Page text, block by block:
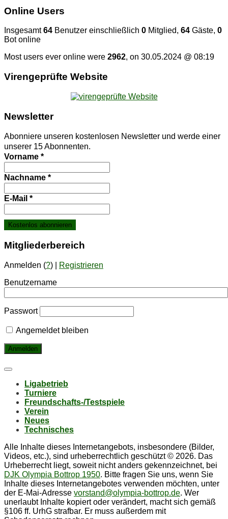
On­line Users
Insgesamt64 Benutzer einschließlich 0 Mitglied, 64 Gäste, 0
Bot online
Most users ever online were 2962, on 30.05.2024 @ 08:19
Vi­ren­ge­prüf­te Website
News­let­ter
Abonniere unseren kostenlosen Newsletter und werde einer
unserer 15 Abonnenten.
Vorname *
Nachname *
E-Mail *
Mit­glie­der­be­reich
Anmelden (?) |
Registrieren
Benutzername
Passwort
Angemeldet bleiben
Li­ga­be­trieb
Tur­nie­re
Freund­schafts-/Test­spie­le
Ver­ein
Neu­es
Tech­ni­sches
Alle Inhalte dieses Internetangebots, insbesondere (Bilder,
Videos, etc.), sind urheberrechtlich geschützt © 2026. Das
Urheberrecht liegt, soweit nicht anders gekennzeichnet, bei
DJK Olympia Bottrop 1950. Bitte fragen Sie uns, wenn Sie
Inhalte dieses Internetangebotes verwenden möchten, unter
der E-Mai-Adresse vorstand@olympia-bottrop.de. Wer
unerlaubt Inhalte kopiert oder verändert, macht sich gemäß
§106 ff. UrhG strafbar. Er muss außerdem mit